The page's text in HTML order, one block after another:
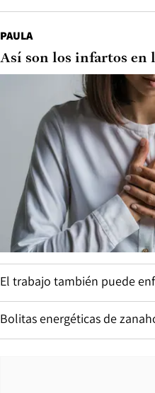
PAULA
Así son los infartos en
El trabajo también puede
Bolitas energéticas de